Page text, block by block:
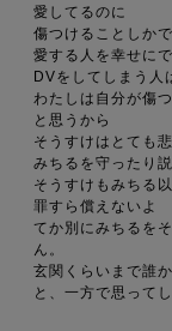
愛してるのに
傷つけることしか
愛する人を幸せに
DVをしてしまう人
わたしは自分が傷
と思うから
そうすけはとても
みちるを守ったり
そうすけもみちる
罪すら償えないよ
てか別にみちるを
ん。
玄関くらいまで誰
と、一方で思って